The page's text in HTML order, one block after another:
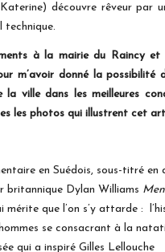
découvre rêveur par
technique.
à la mairie du Raincy et
m’avoir donné la possibilité
la ville dans les meilleures
les photos qui illustrent cet
en Suédois, sous-titré en
britannique Dylan Williams
mérite que l’on s’y attarde :
se consacrant à la
qui a inspiré Gilles Lellouche